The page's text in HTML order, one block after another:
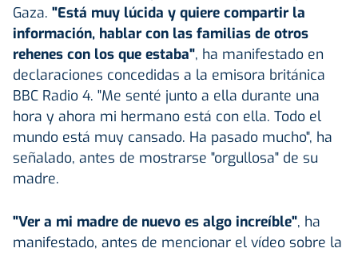
Gaza. "Está muy lúcida y quiere compartir la
información, hablar con las familias de otros
rehenes con los que estaba", ha manifestado en
declaraciones concedidas a la emisora británica
BBC Radio 4. "Me senté junto a ella durante una
hora y ahora mi hermano está con ella. Todo el
mundo está muy cansado. Ha pasado mucho", ha
señalado, antes de mostrarse "orgullosa" de su
madre.
"Ver a mi madre de nuevo es algo increíble", ha
manifestado, antes de mencionar el vídeo sobre la